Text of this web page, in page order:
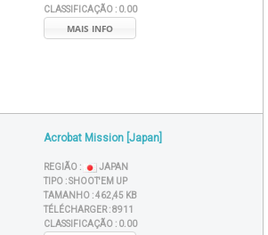
CLASSIFICAÇÃO : 0.00
MAIS INFO
Acrobat Mission [Japan]
REGIÃO :
JAPAN
TIPO :SHOOT'EM UP
TAMANHO :462,45 KB
TÉLÉCHARGER :8911
CLASSIFICAÇÃO : 0.00